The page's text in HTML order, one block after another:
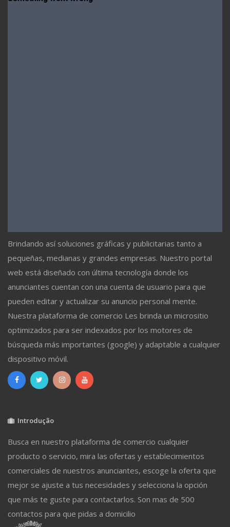
Brindando así soluciones gráficas y publicitarias tanto a
pequeñas, medianas y grandes empresas. Nuestro portal
web está diseñado con última tecnología donde los
anunciantes cuentan con una cuenta de usuario para que
pueden editar y actualizar su anuncio personal mente.
Nuestra plataforma de comercio Les brinda un micrositio
optimizados para ser indexados por los motores de
búsqueda más importantes (google) y adaptable a cualquier
dispositivo móvil.
Introdução
Busca en nuestro plataforma de comercio cualquier
producto o servicio, mira las ofertas y establecimientos
comerciales de nuestros anunciantes, escoge la oferta que
mejor se ajuste a tus necesidades y selecciona la opción
que más te guste para contactarlos. Son mas de 500
contactos para que pidas a domicilio